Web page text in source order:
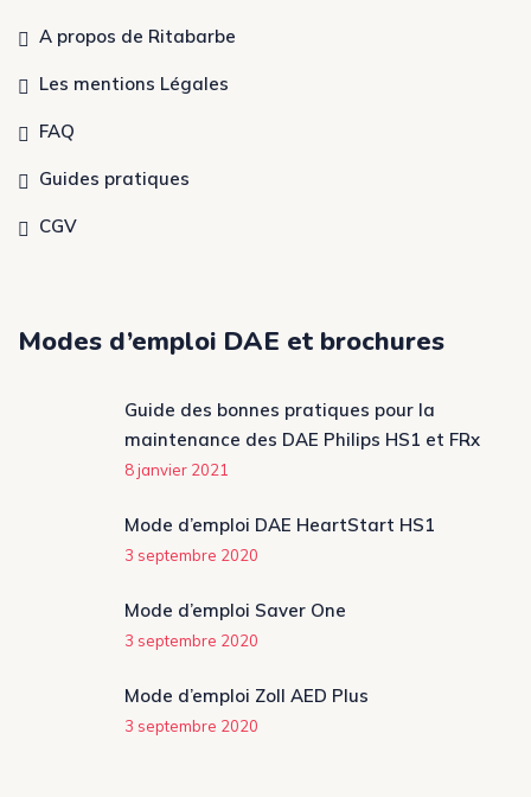
A propos de Ritabarbe
Les mentions Légales
FAQ
Guides pratiques
CGV
Modes d’emploi DAE et brochures
Guide des bonnes pratiques pour la
maintenance des DAE Philips HS1 et FRx
8 janvier 2021
Mode d’emploi DAE HeartStart HS1
3 septembre 2020
Mode d’emploi Saver One
3 septembre 2020
Mode d’emploi Zoll AED Plus
3 septembre 2020